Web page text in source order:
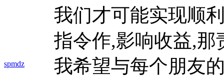
spmdz
我们才可能实现顺
指令作,影响收益,那
我希望与每个朋友